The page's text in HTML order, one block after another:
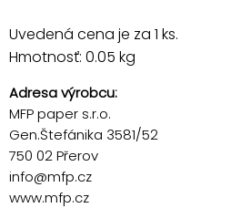
Uvedená cena je za 1 ks.
Hmotnosť: 0.05 kg
Adresa výrobcu:
MFP paper s.r.o.
Gen.Štefánika 3581/52
750 02 Přerov
info@mfp.cz
www.mfp.cz